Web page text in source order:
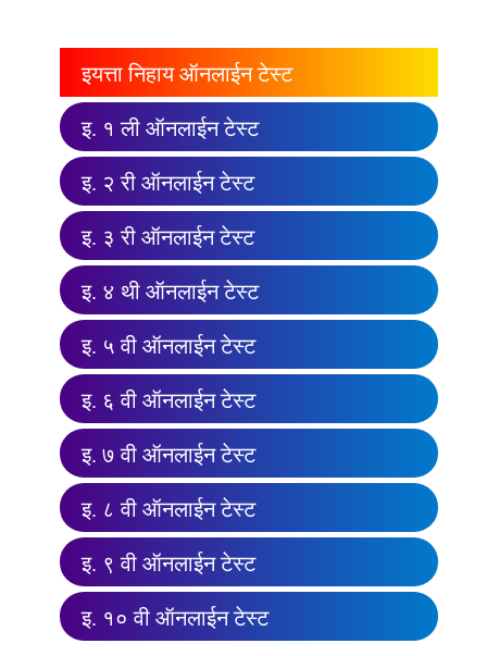
इयत्ता निहाय ऑनलाईन टेस्ट
इ. १ ली ऑनलाईन टेस्ट
इ. २ री ऑनलाईन टेस्ट
इ. ३ री ऑनलाईन टेस्ट
इ. ४ थी ऑनलाईन टेस्ट
इ. ५ वी ऑनलाईन टेस्ट
इ. ६ वी ऑनलाईन टेस्ट
इ. ७ वी ऑनलाईन टेस्ट
इ. ८ वी ऑनलाईन टेस्ट
इ. ९ वी ऑनलाईन टेस्ट
इ. १० वी ऑनलाईन टेस्ट